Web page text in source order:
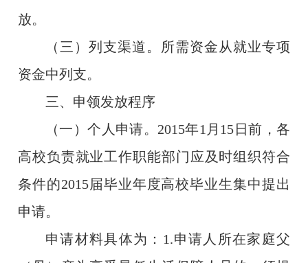
放。
（三）列支渠道。所需资金从就业专项
资金中列支。
三、申领发放程序
（一）个人申请。 2015年1 月 15日前，各
高校负责就业工作职能部门应及时组织符合
条件的2015届毕业年度高校毕业生集中提出
申请。
申请材料具体为： 1.申请人所在家庭父